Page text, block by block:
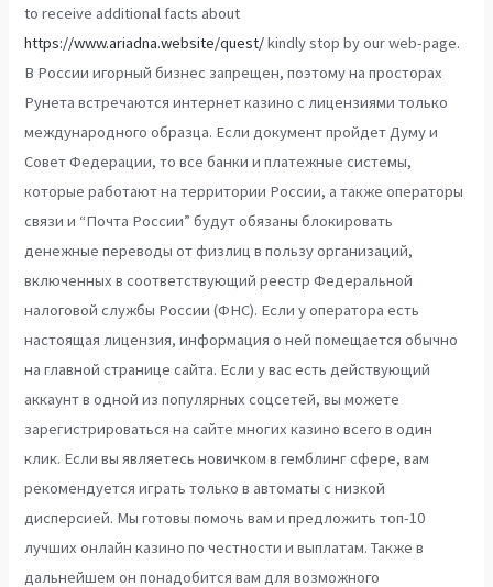
to receive additional facts about
https://www.ariadna.website/quest/kindly stop by our web-page.
В России игорный бизнес запрещен, поэтому на просторах
Рунета встречаются интернет казино с лицензиями только
международного образца. Если документ пройдет Думу и
Совет Федерации, то все банки и платежные системы,
которые работают на территории России, а также операторы
связи и “Почта России” будут обязаны блокировать
денежные переводы от физлиц в пользу организаций,
включенных в соответствующий реестр Федеральной
налоговой службы России (ФНС). Если у оператора есть
настоящая лицензия, информация о ней помещается обычно
на главной странице сайта. Если у вас есть действующий
аккаунт в одной из популярных соцсетей, вы можете
зарегистрироваться на сайте многих казино всего в один
клик. Если вы являетесь новичком в гемблинг сфере, вам
рекомендуется играть только в автоматы с низкой
дисперсией. Мы готовы помочь вам и предложить топ-10
лучших онлайн казино по честности и выплатам. Также в
дальнейшем он понадобится вам для возможного